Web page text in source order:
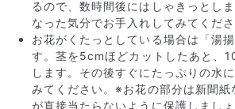
るので、数時間後にはしゃきっとし
なった気分でお手入れしてみてくださ
お花がくたっとしている場合は「湯
す。茎を5cmほどカットしたあと、
します。その後すぐにたっぷりの水
みてください。※お花の部分は新聞紙
が直接当たらないように保護しましょ